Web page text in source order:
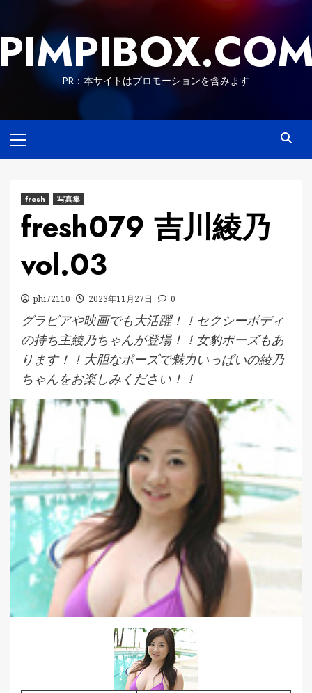
content
PR：本サイトはプロモーションを含みます
Menu
fresh 写真集
fresh079 吉川綾乃
vol.03
phi72110 2023年11月27日 0
グラビアや映画でも大活躍！！セクシーボディ
の持ち主綾乃ちゃんが登場！！女豹ポーズもあ
ります！！大胆なポーズで魅力いっぱいの綾乃
ちゃんをお楽しみください！！